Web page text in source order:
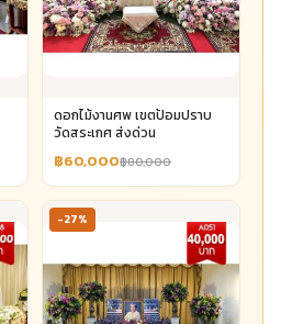
ดอกไม้งานศพ เขตป้อมปราบ
วัดสระเกศ ส่งด่วน
฿60,000฿80,000
-27%